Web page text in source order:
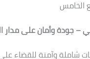
الخامس
– جودة وأمان على مدار
شاملة وآمنة للقضاء